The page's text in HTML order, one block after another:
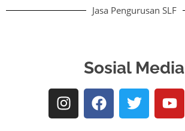
Jasa Pengurusan SLF
Sosial Media